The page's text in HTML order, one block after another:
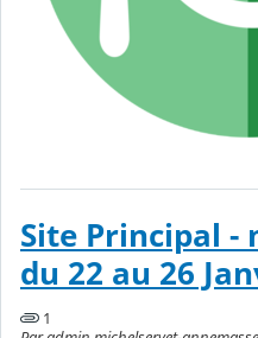
Site Principal -
du 22 au 26
1